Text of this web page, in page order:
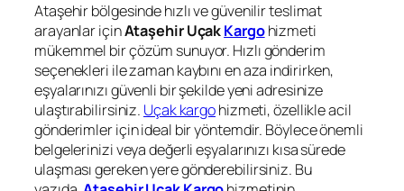
Ataşehir bölgesinde hızlı ve güvenilir teslimat
arayanlar içinAtaşehir UçakKargohizmeti
mükemmel bir çözüm sunuyor. Hızlı gönderim
seçenekleri ile zaman kaybını en aza indirirken,
eşyalarınızı güvenli bir şekilde yeni adresinize
ulaştırabilirsiniz. Uçak kargohizmeti, özellikle acil
gönderimler için ideal bir yöntemdir. Böylece önemli
belgelerinizi veya değerli eşyalarınızı kısa sürede
ulaşması gereken yere gönderebilirsiniz. Bu